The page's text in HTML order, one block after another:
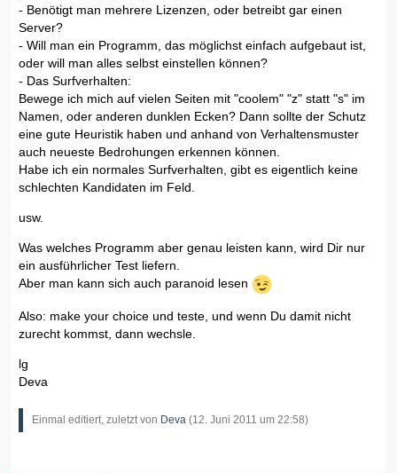
- Benötigt man mehrere Lizenzen, oder betreibt gar einen
Server?
- Will man ein Programm, das möglichst einfach aufgebaut ist,
oder will man alles selbst einstellen können?
- Das Surfverhalten:
Bewege ich mich auf vielen Seiten mit "coolem" "z" statt "s" im
Namen, oder anderen dunklen Ecken? Dann sollte der Schutz
eine gute Heuristik haben und anhand von Verhaltensmuster
auch neueste Bedrohungen erkennen können.
Habe ich ein normales Surfverhalten, gibt es eigentlich keine
schlechten Kandidaten im Feld.
usw.
Was welches Programm aber genau leisten kann, wird Dir nur
ein ausführlicher Test liefern.
Aber man kann sich auch paranoid lesen
Also: make your choice und teste, und wenn Du damit nicht
zurecht kommst, dann wechsle.
lg
Deva
Einmal editiert, zuletzt von Deva (12. Juni 2011 um 22:58)